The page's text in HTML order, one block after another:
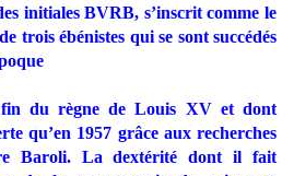
initiales BVRB, s’inscrit comme le
trois ébénistes qui se sont succédés
du règne de Louis XV et dont
qu’en 1957 grâce aux recherches
Baroli. La dextérité dont il fait